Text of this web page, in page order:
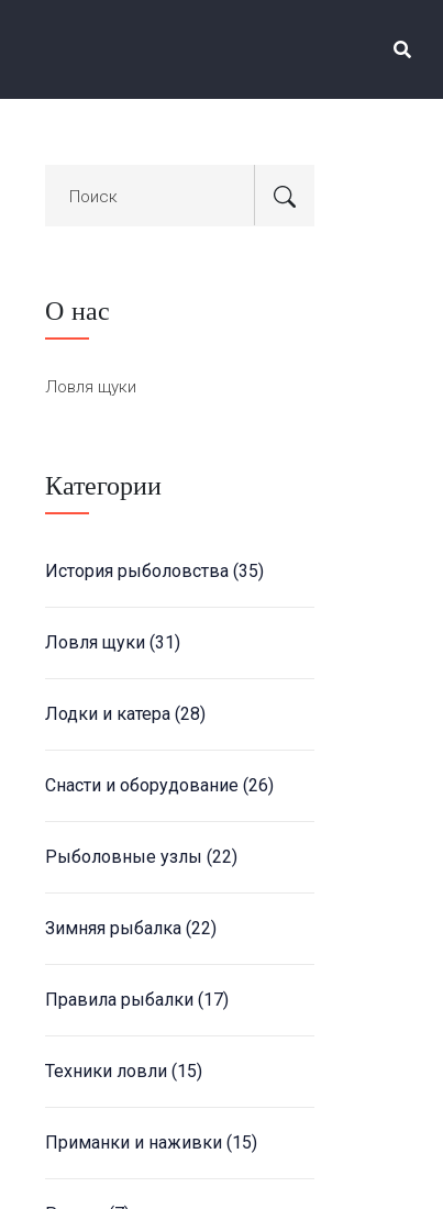
О нас
Ловля щуки
Категории
История рыболовства (35)
Ловля щуки (31)
Лодки и катера (28)
Снасти и оборудование (26)
Рыболовные узлы (22)
Зимняя рыбалка (22)
Правила рыбалки (17)
Техники ловли (15)
Приманки и наживки (15)